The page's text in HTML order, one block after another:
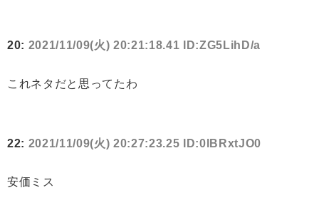
20: 2021/11/09(火) 20:21:18.41 ID:ZG5LihD/a
これネタだと思ってたわ
22: 2021/11/09(火) 20:27:23.25 ID:0lBRxtJO0
安価ミス